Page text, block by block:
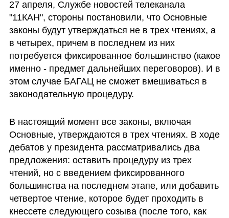
27 апреля, Службе новостей телеканала
"11КАН", стороны постановили, что Основные
законы будут утверждаться не в трех чтениях, а
в четырех, причем в последнем из них
потребуется фиксированное большинство (какое
именно - предмет дальнейших переговоров). И в
этом случае БАГАЦ не сможет вмешиваться в
законодательную процедуру.
В настоящий момент все законы, включая
Основные, утверждаются в трех чтениях. В ходе
дебатов у президента рассматривались два
предложения: оставить процедуру из трех
чтений, но с введением фиксированного
большинства на последнем этапе, или добавить
четвертое чтение, которое будет проходить в
кнессете следующего созыва (после того, как